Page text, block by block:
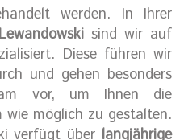
werden. In Ihrer
sind wir auf
Diese führen wir
und gehen besonders
vor, um Ihnen die
wie möglich zu gestalten.
verfügt über langjährige